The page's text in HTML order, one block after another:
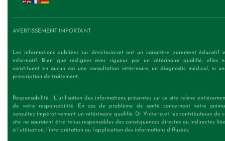
AVERTISSEMENT IMPORTANT
Les informations publiées sur drvictoria.vet ont un caractère purement éducatif
informatif. Bien que rédigées avec rigueur par un vétérinaire qualifié, elles
constituent en aucun cas une consultation vétérinaire, un diagnostic médical, ni
prescription de traitement.
Responsabilité : L’utilisation des informations présentes sur ce site relève
de votre responsabilité. En cas de problème de santé concernant votre
consultez impérativement un vétérinaire qualifié. Dr Victoria et les contributeurs de
site ne sauraient être tenus responsables des conséquences directes ou indirectes
à l’utilisation, l’interprétation ou l’application des informations diffusées.